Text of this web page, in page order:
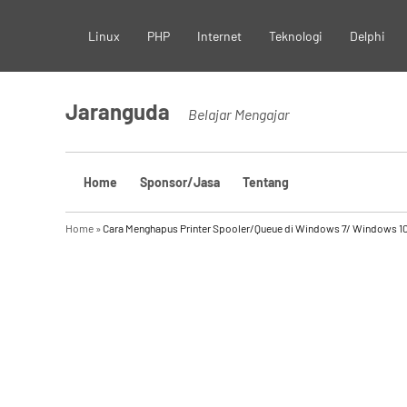
content
Linux PHP Internet Teknologi Delphi
Jaranguda Belajar Mengajar
Home Sponsor/Jasa Tentang
Home »Cara Menghapus Printer Spooler/Queue di Windows 7/ Windows 10